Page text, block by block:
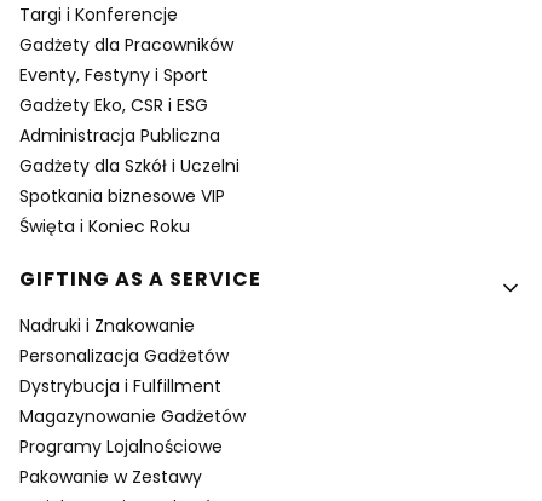
Targi i Konferencje
Gadżety dla Pracowników
Eventy, Festyny i Sport
Gadżety Eko, CSR i ESG
Administracja Publiczna
Gadżety dla Szkół i Uczelni
Spotkania biznesowe VIP
Święta i Koniec Roku
GIFTING AS A SERVICE
Nadruki i Znakowanie
Personalizacja Gadżetów
Dystrybucja i Fulfillment
Magazynowanie Gadżetów
Programy Lojalnościowe
Pakowanie w Zestawy